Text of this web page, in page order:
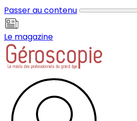
Passer au contenu
Le magazine
Panneau de gestion des cookies